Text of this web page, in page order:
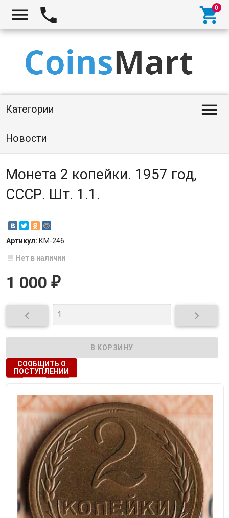
  
Категории 
Новости
Монета 2 копейки. 1957 год,
СССР. Шт. 1.1.
Артикул: КМ-246
Нет в наличии
1 000 ₽
 
СООБЩИТЬ О
ПОСТУПЛЕНИИ